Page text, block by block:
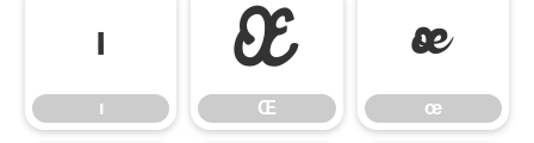
ı
ı
Œ
Œ
œ
œ